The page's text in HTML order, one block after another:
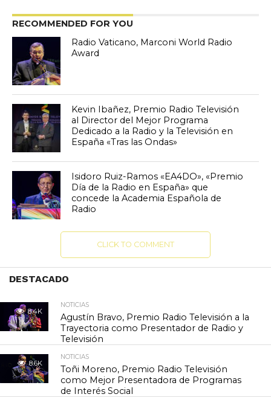
RECOMMENDED FOR YOU
Radio Vaticano, Marconi World Radio
Award
Kevin Ibañez, Premio Radio Televisión
al Director del Mejor Programa
Dedicado a la Radio y la Televisión en
España «Tras las Ondas»
Isidoro Ruiz-Ramos «EA4DO», «Premio
Día de la Radio en España» que
concede la Academia Española de
Radio
CLICK TO COMMENT
DESTACADO
8.4K
NOTICIAS
Agustín Bravo, Premio Radio Televisión a la
Trayectoria como Presentador de Radio y
Televisión
8.6K
NOTICIAS
Toñi Moreno, Premio Radio Televisión
como Mejor Presentadora de Programas
de Interés Social